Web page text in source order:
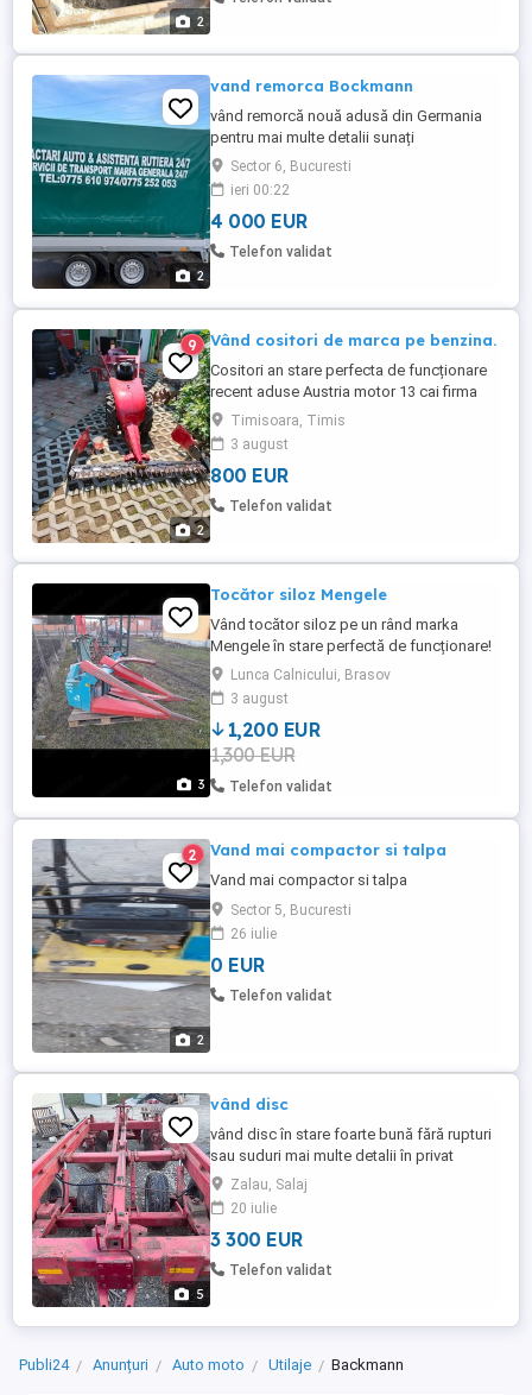
2
2
vand remorca Bockmann
vând remorcă nouă adusă din Germania
pentru mai multe detalii sunați
Sector 6, Bucuresti
ieri 00:22
4 000 EUR
Telefon validat
2
9 Vând cositori de marca pe benzina.
Cositori an stare perfecta de funcționare
recent aduse Austria motor 13 cai firma
elvețiană bucher și bcs pentru mai multe
detalii
Timisoara, Timis
3 august
800 EUR
Telefon validat
3
Tocător siloz Mengele
Vând tocător siloz pe un rând marka
Mengele în stare perfectă de funcționare!
Este adus din Austria și nu-i folosit în
România!!!
Lunca Calnicului, Brasov
3 august
1,200 EUR
1,300 EUR
Telefon validat
2
2 Vand mai compactor si talpa
Vand mai compactor si talpa
Sector 5, Bucuresti
26 iulie
0 EUR
Telefon validat
5
vând disc
vând disc în stare foarte bună fără rupturi
sau suduri mai multe detalii în privat
Zalau, Salaj
20 iulie
3 300 EUR
Telefon validat
Publi24 Anunțuri Auto moto Utilaje Backmann